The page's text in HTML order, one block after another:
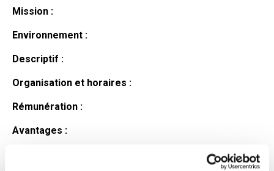
Mission :
Environnement :
Descriptif :
Organisation et horaires :
Rémunération :
Avantages :